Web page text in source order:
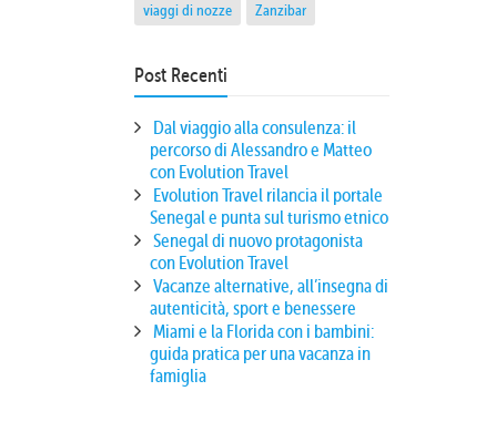
viaggi di nozze
Zanzibar
Post Recenti
Dal viaggio alla consulenza: il
percorso di Alessandro e Matteo
con Evolution Travel
Evolution Travel rilancia il portale
Senegal e punta sul turismo etnico
Senegal di nuovo protagonista
con Evolution Travel
Vacanze alternative, all’insegna di
autenticità, sport e benessere
Miami e la Florida con i bambini:
guida pratica per una vacanza in
famiglia